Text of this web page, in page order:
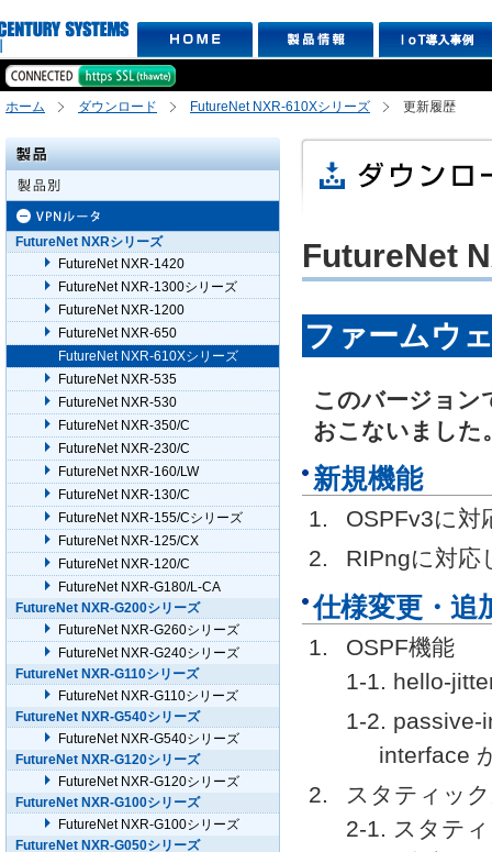
ホーム ダウンロード FutureNet NXR-610Xシリーズ 更新履歴
FutureNet
ファームウ
このバージョン
おこないました
新規機能
OSPFv3に対
RIPngに対応
仕様変更・追
OSPF機能
1-1. hello-
1-2. passive-
interface
スタティッ
2-1. スタテ
FutureNet NXRシリーズ
FutureNet NXR-1420
FutureNet NXR-1300シリーズ
FutureNet NXR-1200
FutureNet NXR-650
FutureNet NXR-610Xシリーズ
FutureNet NXR-535
FutureNet NXR-530
FutureNet NXR-350/C
FutureNet NXR-230/C
FutureNet NXR-160/LW
FutureNet NXR-130/C
FutureNet NXR-155/Cシリーズ
FutureNet NXR-125/CX
FutureNet NXR-120/C
FutureNet NXR-G180/L-CA
FutureNet NXR-G200シリーズ
FutureNet NXR-G260シリーズ
FutureNet NXR-G240シリーズ
FutureNet NXR-G110シリーズ
FutureNet NXR-G110シリーズ
FutureNet NXR-G540シリーズ
FutureNet NXR-G540シリーズ
FutureNet NXR-G120シリーズ
FutureNet NXR-G120シリーズ
FutureNet NXR-G100シリーズ
FutureNet NXR-G100シリーズ
FutureNet NXR-G050シリーズ